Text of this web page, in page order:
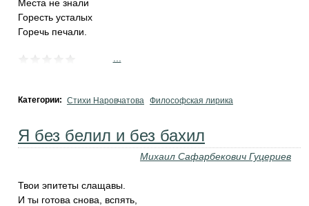
Места не знали
Горесть усталых
Горечь печали.
Категории: Стихи Наровчатова Философская лирика
Я без белил и без бахил
Михаил Сафарбекович Гуцериев
Твои эпитеты слащавы.
И ты готова снова, вспять,